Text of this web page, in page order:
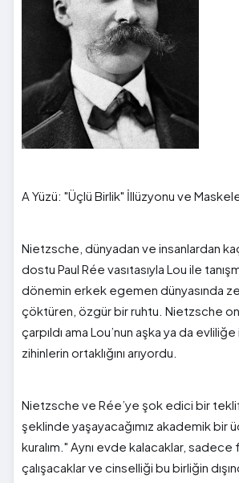
A Yüzü: "Üçlü Birlik" İllüzyonu ve
Nietzsche, dünyadan ve insanlardan
dostu Paul Rée vasıtasıyla Lou ile
dönemin erkek egemen dünyasında
çöktüren, özgür bir ruhtu. Nietzsche
çarpıldı ama Lou’nun aşka ya da evliliğe
zihinlerin ortaklığını arıyordu.
Nietzsche ve Rée’ye şok edici bir
şeklinde yaşayacağımız akademik bir
kuralım." Aynı evde kalacaklar,
çalışacaklar ve cinselliği bu birliğin